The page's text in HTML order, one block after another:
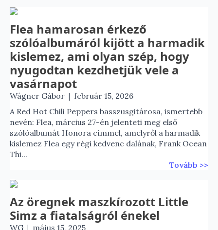
Flea hamarosan érkező
szólóalbumáról kijött a harmadik
kislemez, ami olyan szép, hogy
nyugodtan kezdhetjük vele a
vasárnapot
Wágner Gábor | február 15, 2026
A Red Hot Chili Peppers basszusgitárosa, ismertebb
nevén: Flea, március 27-én jelenteti meg első
szólóalbumát Honora címmel, amelyről a harmadik
kislemez Flea egy régi kedvenc dalának, Frank Ocean
Thi...
Tovább >>
Az öregnek maszkírozott Little
Simz a fiatalságról énekel
WG | május 15, 2025